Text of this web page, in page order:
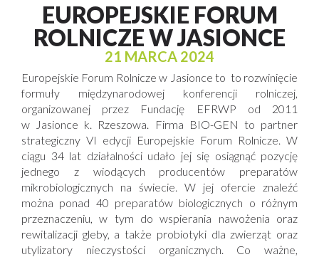
EUROPEJSKIE FORUM
ROLNICZE W JASIONCE
21 MARCA 2024
Europejskie Forum Rolnicze w Jasionce to to rozwinięcie
formuły międzynarodowej konferencji rolniczej,
organizowanej przez Fundację EFRWP od 2011
w
Jasionce k. Rzeszowa. Firma BIO-GEN to partner
strategiczny VI edycji Europejskie Forum Rolnicze. W
ciągu 34 lat działalności udało jej się osiągnąć pozycję
jednego z wiodących producentów preparatów
mikrobiologicznych na świecie. W jej ofercie znaleźć
można ponad 40 preparatów biologicznych o różnym
przeznaczeniu, w tym do wspierania nawożenia oraz
rewitalizacji gleby, a także probiotyki dla zwierząt oraz
utylizatory nieczystości organicznych. Co ważne,